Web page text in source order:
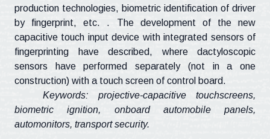
production technologies, biometric identification of driver
by fingerprint, etc. . The development of the new
capacitive touch input device with integrated sensors of
fingerprinting have described, where dactyloscopic
sensors have performed separately (not in a one
construction) with a touch screen of control board.
Keywords: projective-capacitive touchscreens,
biometric ignition, onboard automobile panels,
automonitors, transport security.